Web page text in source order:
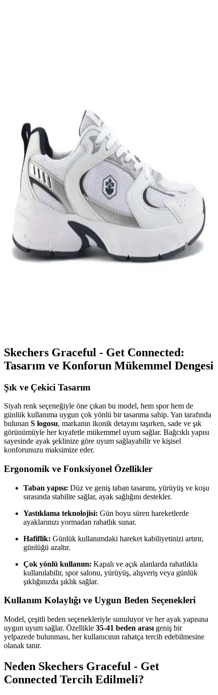
Nike Air Force 1, ikonik tasarımı ve teknolojik özellikleriyle spor ve
günlük yaşamda vazgeçilmez bir tercih. Konfor ve şıklığı bir araya
getirir, farklı tarzlara uyum sağlar.
Nike Team Hustle: Çok Yönlü Spor ve Günlük
Kullanım İçin Modern Ayakkabı Seçenekleri
Nike Team Hustle ayakkabıları, dayanıklılık, şıklık ve konforu bir
arada sunar. Spor ve günlük kullanım için uygun modelleriyle,
hareket özgürlüğü ve tarzı bir arada sağlar.
Genel Markalar Taraklı Siyah Metal Taç ve NEW
HİLL Unisex Metal Taç Karşılaştırması
İki popüler spor tacını detaylı karşılaştırıyoruz: dayanıklılık, tasarım
ve kullanıcı memnuniyetine odaklanın.
Skechers Graceful - Get Connected:
Tasarım ve Konforun Mükemmel Dengesi
Şık ve Çekici Tasarım
Siyah renk seçeneğiyle öne çıkan bu model, hem spor hem de
günlük kullanıma uygun çok yönlü bir tasarıma sahip. Yan tarafında
bulunan S logosu, markanın ikonik detayını taşırken, sade ve şık
görünümüyle her kıyafetle mükemmel uyum sağlar. Bağcıklı yapısı
sayesinde ayak şeklinize göre uyum sağlayabilir ve kişisel
konforunuzu maksimize eder.
Ergonomik ve Fonksiyonel Özellikler
Taban yapısı: Düz ve geniş taban tasarımı, yürüyüş ve koşu
sırasında stabilite sağlar, ayak sağlığını destekler.
Yastıklama teknolojisi: Gün boyu süren hareketlerde
ayaklarınızı yormadan rahatlık sunar.
Hafiflik: Günlük kullanımdaki hareket kabiliyetinizi artırır,
günlüğü azaltır.
Çok yönlü kullanım: Kapalı ve açık alanlarda rahatlıkla
kullanılabilir, spor salonu, yürüyüş, alışveriş veya günlük
şıklığınızda şıklık sağlar.
Kullanım Kolaylığı ve Uygun Beden Seçenekleri
Model, çeşitli beden seçenekleriyle sunuluyor ve her ayak yapısına
uygun uyum sağlar. Özellikle 35-41 beden arası geniş bir
yelpazede bulunması, her kullanıcının rahatça tercih edebilmesine
olanak tanır.
Neden Skechers Graceful - Get
Connected Tercih Edilmeli?